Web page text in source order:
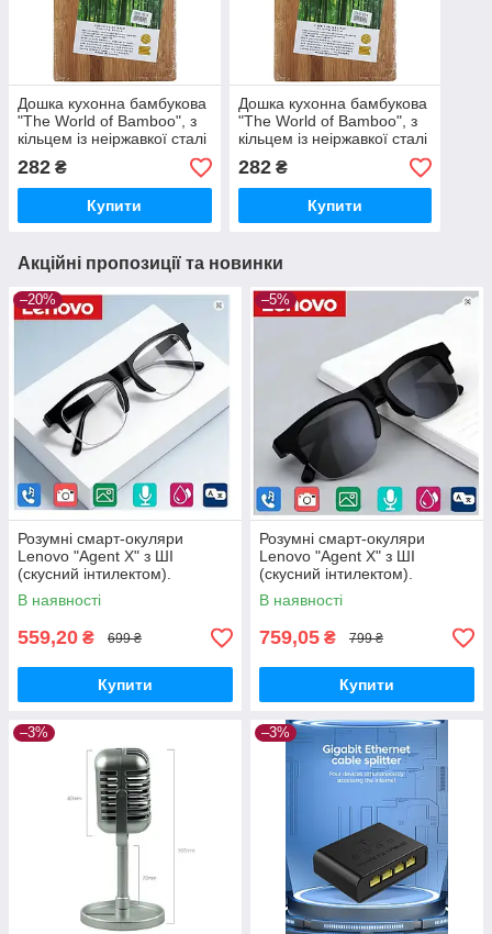
Дошка кухонна бамбукова
"The World of Bamboo", з
кільцем із неіржавкої сталі
30 х 20 х 1,4 см.
282 ₴
Купити
Дошка кухонна бамбукова
"The World of Bamboo", з
кільцем із неіржавкої сталі
30 х 20 х 1,4 см.
282₴
Купити
Акційні пропозиції та новинки
–20%
Розумні смарт-окуляри
Lenovo "Agent X" з ШІ
(скусний інтилектом).
Bluetooth. Записувань,
керування фотокамерою,
перекладч
В наявності
559,20 ₴ 699 ₴
Купити
–5%
Розумні смарт-окуляри
Lenovo "Agent X" з ШІ
(скусний інтилектом).
Bluetooth. Записувань,
керування фотокамерою,
перекладч
В наявності
759,05 ₴ 799 ₴
Купити
–3% –3%